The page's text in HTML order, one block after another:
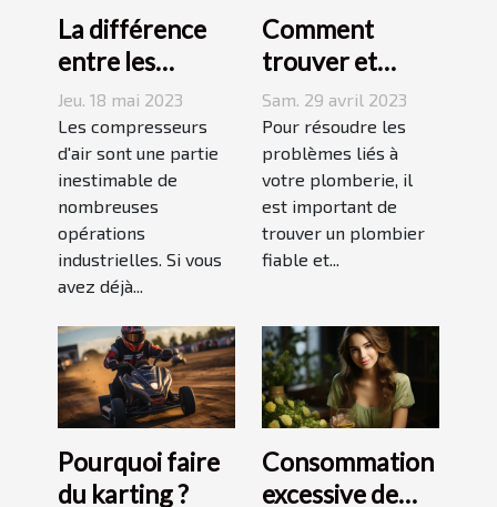
La différence
entre les
compresseurs à
piston et à vis
Jeu. 18 mai 2023
Les compresseurs
d'air sont une partie
inestimable de
nombreuses
opérations
industrielles. Si vous
avez déjà...
Comment
trouver et
choisir un bon
plombier à Evry
?
Sam. 29 avril 2023
Pour résoudre les
problèmes liés à
votre plomberie, il
est important de
trouver un plombier
fiable et...
Pourquoi faire
du karting ?
Consommation
excessive de